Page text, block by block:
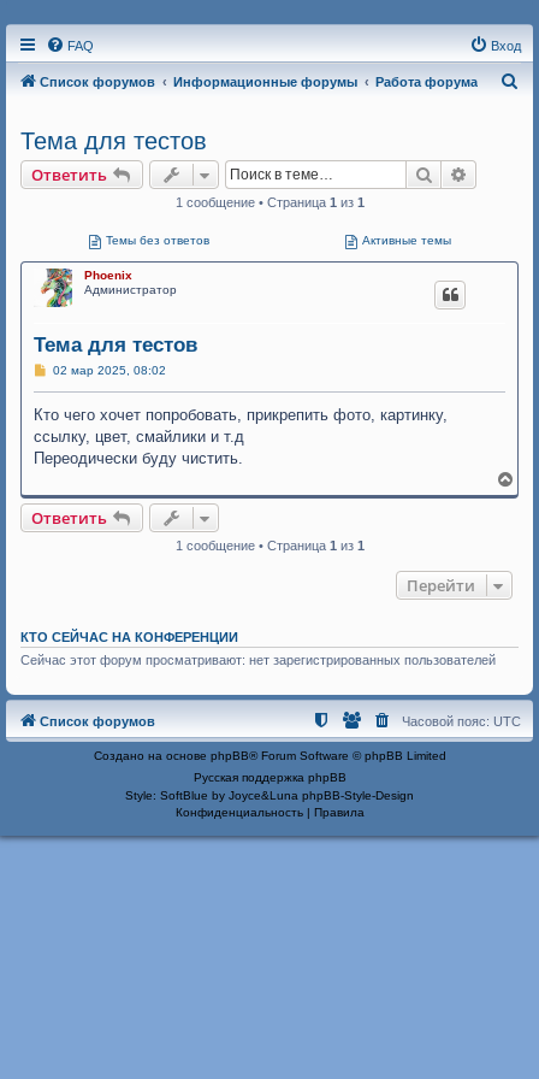
FAQ Вход
Список форумов Информационные форумы Работа форума
Тема для тестов
Ответить Поиск
1 сообщение • Страница 1 из 1
Темы без ответов Активные темы
Phoenix
Администратор
Тема для тестов
С
б
е
н
и
02 мар 2025, 08:02
Кто чего хочет попробовать, прикрепить фото, картинку,
ссылку, цвет, смайлики и т.д
Переодически буду чистить.
е
н
а
л
у
Ответить
1 сообщение • Страница 1 из 1
Перейти
КТО СЕЙЧАС НА КОНФЕРЕНЦИИ
Сейчас этот форум просматривают: нет зарегистрированных пользователей
Список форумов Часовой пояс: UTC
Создано на основе phpBB® Forum Software © phpBB Limited
Русская поддержка phpBB
Style: SoftBlue by Joyce&Luna phpBB-Style-Design
Конфиденциальность| Правила